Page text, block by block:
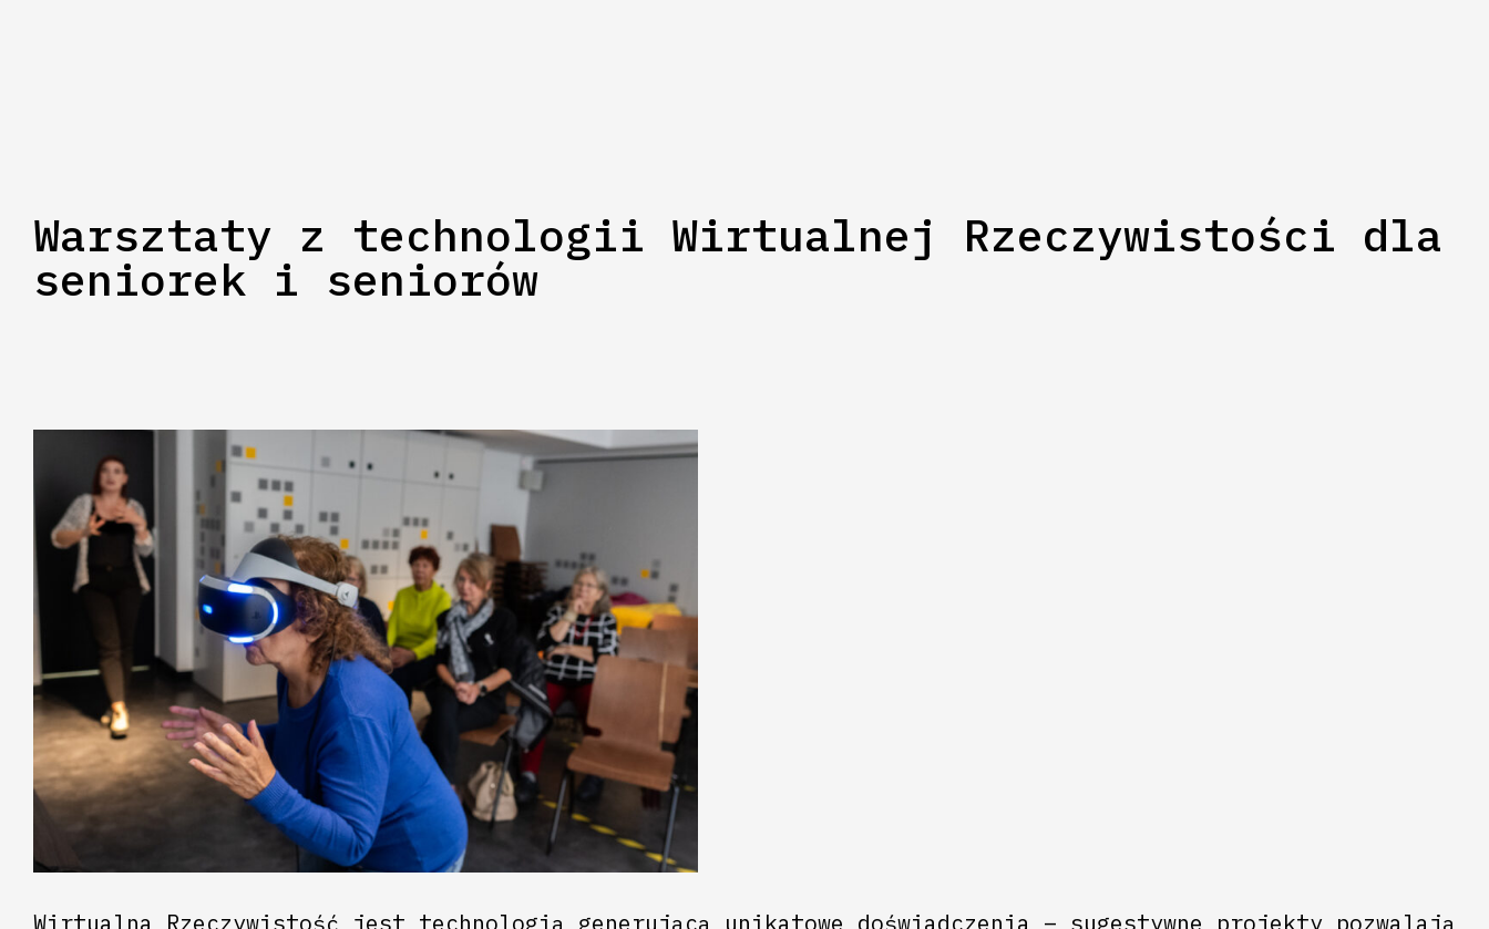
Warsztaty z technologii Wirtualnej Rzeczywistości dla
seniorek i seniorów
Wirtualna Rzeczywistość jest technologią generującą unikatowe doświadczenia – sugestywne projekty pozwalają